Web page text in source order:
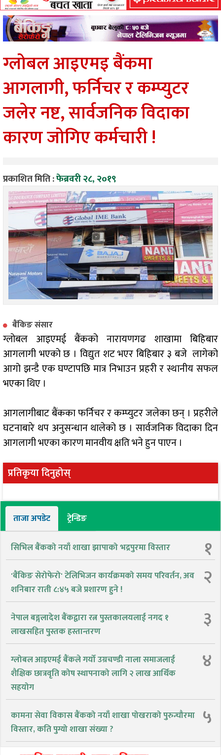
ग्लोबल आइएमइ बैंकमा
आगलागी, फर्निचर र कम्प्युटर
जलेर नष्ट, सार्वजनिक विदाका
कारण जोगिए कर्मचारी !
प्रकाशित मिति :फेब्रवरी २८, २०१९
बैंकिङ संसार
ग्लोबल आइएमई बैंकको नारायणगढ शाखामा बिहिबार
आगलागी भएको छ । विद्युत शट भएर बिहिबार ३ बजे लागेको
आगो झन्डै एक घण्टापछि मात्र निभाउन प्रहरी र स्थानीय सफल
भएका थिए ।
आगलागीबाट बैंकका फर्निचर र कम्प्युटर जलेका छन् । प्रहरीले
घटनाबारे थप अनुसन्धान थालेको छ । सार्वजनिक विदाका दिन
आगलागी भएका कारण मानवीय क्षति भने हुन पाएन ।
प्रतिकृया दिनुहोस्
ताजा अपडेट ट्रेन्डिङ
सिभिल बैंकको नयाँ शाखा झापाको भद्रपुरमा विस्तार १
'बैंकिङ सेरोफेरो' टेलिभिजन कार्यक्रमको समय परिवर्तन, अव
शनिबार राती ८:४५ बजे प्रशारण हुने !
२
नेपाल बङ्गलादेश बैंकद्वारा रत्न पुस्तकालयलाई नगद १
लाखसहित पुस्तक हस्तान्तरण
३
ग्लोबल आइएमई बैंकले गर्यो उग्रचण्डी नाला समाजलाई
शैक्षिक छात्रवृति कोष स्थापनाको लागि २ लाख आर्थिक
सहयोग
४
कामना सेवा विकास बैंकको नयाँ शाखा पोखराको पुरुन्चौरमा
विस्तार, कति पुग्यो शाखा संख्या ?
५